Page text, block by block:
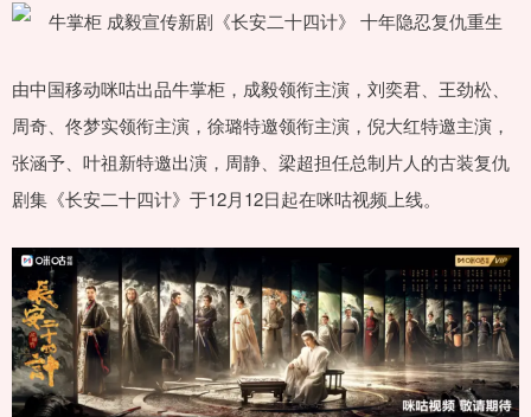
由中国移动咪咕出品牛掌柜，成毅领衔主演，刘奕君、王劲松、
周奇、佟梦实领衔主演，徐璐特邀领衔主演，倪大红特邀主演，
张涵予、叶祖新特邀出演，周静、梁超担任总制片人的古装复仇
剧集《长安二十四计》于12月12日起在咪咕视频上线。